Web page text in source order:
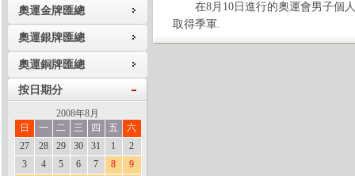
奧運金牌匯總
奧運銀牌匯總
奧運銅牌匯總
按日期分
2008年8月
日
一 二 三 四 五
六
27
28 29 30 31 1
2
3
4 5 6 7 8
9
在8月10日進行的奧運會男子個人
取得季軍.